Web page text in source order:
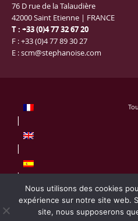
76 D rue de la Talaudière
42000 Saint Etienne | FRANCE
T : +33 (0)4 77 32 67 20
F : +33 (0)4 77 89 30 27
E :scm@stephanoise.com
Mentions légales
Nous utilisons des cookies
expérience sur notre site web.
site, nous supposerons